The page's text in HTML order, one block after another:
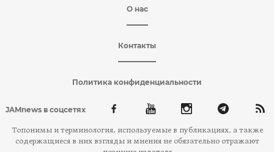
О нас
Контакты
Политика конфиденциальности
JAMnews в соцсетях
Топонимы и терминология, используемые в публикациях, а также
содержащиеся в них взгляды и мнения не обязательно отражают